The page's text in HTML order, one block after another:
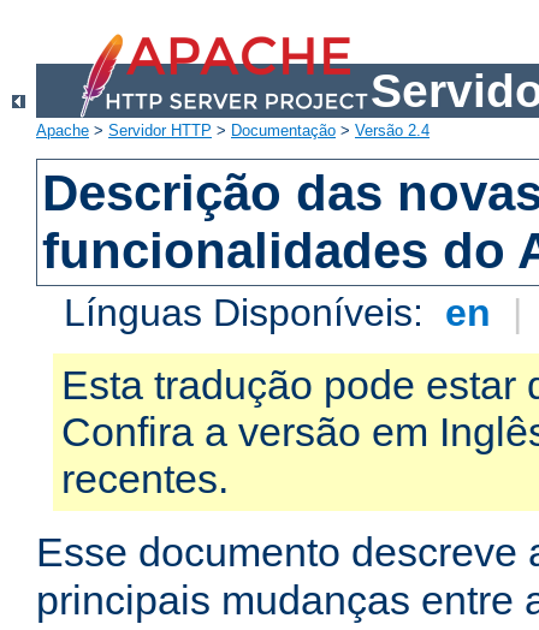
Apache > Servidor HTTP > Documentação > Versão 2.4
Descrição das
funcionalidades do
Línguas Disponíveis: en |
Esta tradução pode estar
Confira a versão em
recentes.
Esse documento descreve
principais mudanças entre